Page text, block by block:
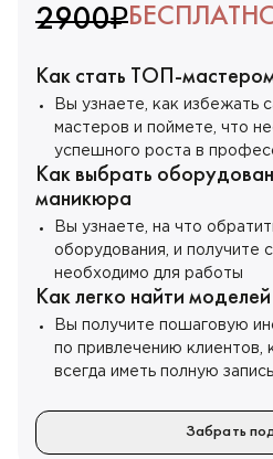
2900₽
Как стать ТОП-
Вы узнаете, как избежать
мастеров и поймете, что
успешного роста в
Как выбрать
маникюра
Вы узнаете, на что
оборудования, и получите
необходимо для работы
Как легко найти
Вы получите пошаговую
по привлечению клиентов,
всегда иметь полную запись
Забрать